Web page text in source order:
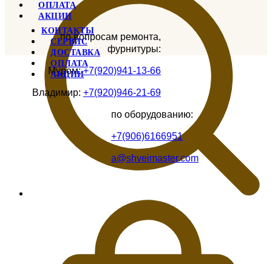
ОПЛАТА
АКЦИИ
по вопросам ремонта,
фурнитуры:
Муром:+7(920)941-13-66
Владимир: +7(920)946-21-69
по оборудованию:
+7(906)6166951
a@shveimaster.com
КОНТАКТЫ
СЕРВИС
ДОСТАВКА
ОПЛАТА
АКЦИИ